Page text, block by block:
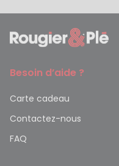
Besoin d’aide ?
Carte cadeau
Contactez-nous
FAQ